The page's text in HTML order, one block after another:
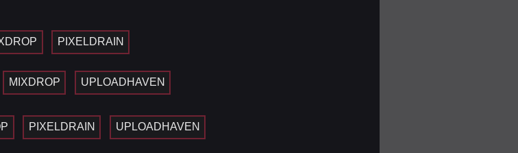
PIXELDRAIN
MIXDROP UPLOADHAVEN
PIXELDRAIN UPLOADHAVEN